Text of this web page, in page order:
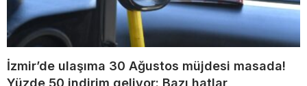
İzmir’de ulaşıma 30 Ağustos müjdesi masada!
Yüzde 50 indirim geliyor: Bazı hatlar